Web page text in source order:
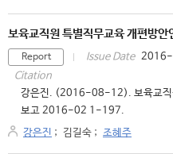
보육교직원 특별직무교육 개편방안
Report Issue Date
Citation
강은진. (2016-08-12). 보육교직
보고 2016-02 1-197.
강은진 ; 김길숙 ; 조혜주